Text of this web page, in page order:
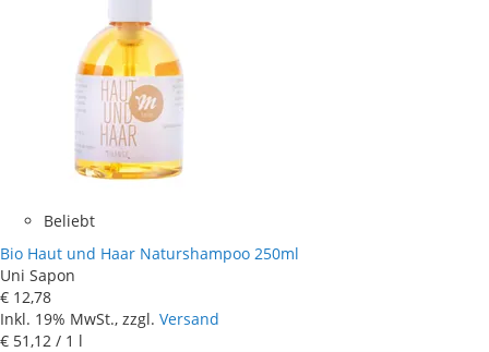
Beliebt
Bio Haut und Haar Naturshampoo 250ml
Uni Sapon
€ 12,78
Inkl. 19% MwSt., zzgl. Versand
€ 51 ,12 / 1 l